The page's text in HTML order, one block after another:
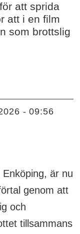
att sprida
att i en film
som brottslig
- 09:56
är nu
genom att
och
tillsammans